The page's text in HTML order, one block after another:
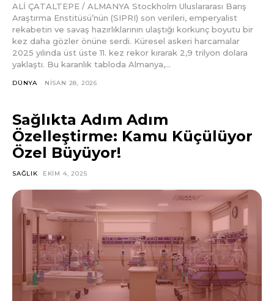
ALİ ÇATALTEPE / ALMANYA Stockholm Uluslararası Barış
Araştırma Enstitüsü’nün (SIPRI) son verileri, emperyalist
rekabetin ve savaş hazırlıklarının ulaştığı korkunç boyutu bir
kez daha gözler önüne serdi. Küresel askeri harcamalar
2025 yılında üst üste 11. kez rekor kırarak 2,9 trilyon dolara
yaklaştı. Bu karanlık tabloda Almanya,...
DÜNYA NISAN 28, 2026
Sağlıkta Adım Adım
Özelleştirme: Kamu Küçülüyor
Özel Büyüyor!
SAĞLIK EKIM 4, 2025